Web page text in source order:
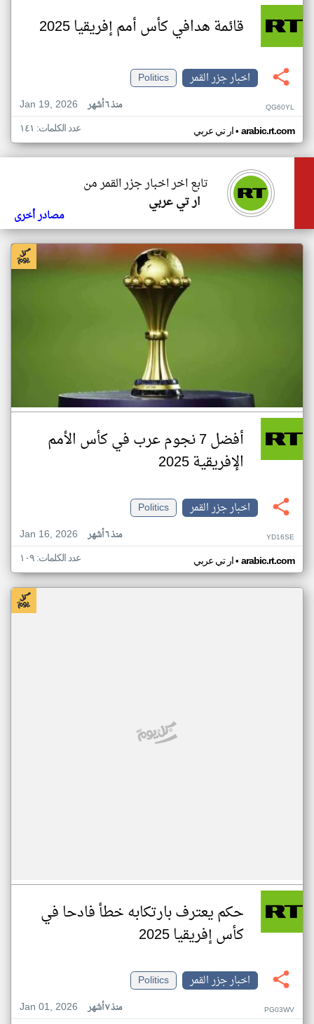
قائمة هدافي كأس أمم إفريقيا 2025
اخبار جزر القمر
Politics
Jan 19, 2026
منذ ٦ أشهر QG60YL
ار تي عربي• arabic.rt.com عدد الكلمات: ١٤١
تابع اخر اخبار جزر القمر من
ار تي عربي
مصادر أخرى
أفضل 7 نجوم عرب في كأس الأمم
الإفريقية 2025
اخبار جزر القمر
Politics
Jan 16, 2026
منذ ٦ أشهر YD16SE
ار تي عربي• arabic.rt.com عدد الكلمات: ١٠٩
حكم يعترف بارتكابه خطأ فادحا في
كأس إفريقيا 2025
اخبار جزر القمر
Politics
Jan 01, 2026
منذ ٧ أشهر PG03WV